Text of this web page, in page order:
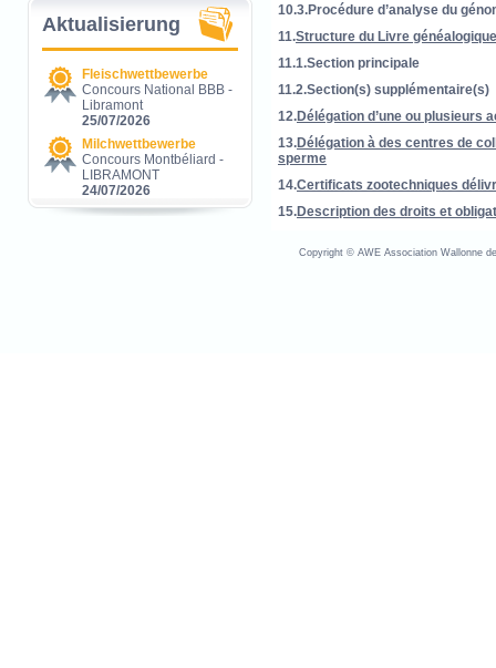
Aktualisierung
Fleischwettbewerbe
Concours National BBB -
Libramont
25/07/2026
Milchwettbewerbe
Concours Montbéliard -
LIBRAMONT
24/07/2026
10.3.Procédure d’analyse du
11.Structure du Livre généalogique
11.1.Section principale
11.2.Section(s) supplémentaire(s)
12.Délégation d’une ou plusieurs
13.Délégation à des centres de
sperme
14.Certificats zootechniques
15.Description des droits et
Copyright © AWE Association Wallonne